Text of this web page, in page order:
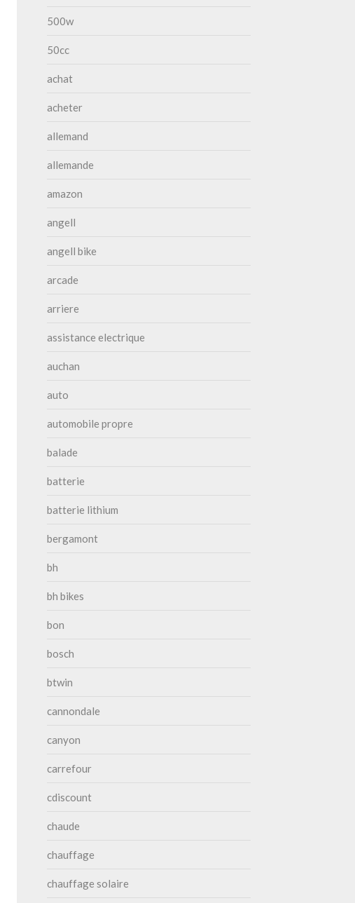
500w
50cc
achat
acheter
allemand
allemande
amazon
angell
angell bike
arcade
arriere
assistance electrique
auchan
auto
automobile propre
balade
batterie
batterie lithium
bergamont
bh
bh bikes
bon
bosch
btwin
cannondale
canyon
carrefour
cdiscount
chaude
chauffage
chauffage solaire